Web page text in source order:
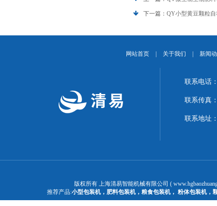
下一篇： QY小型黄豆颗粒
网站首页 关于我们 新闻
联系电话
联系传真
联系地址
版权所有 上海清易智能机械有限公司 (
推荐产品:小型包装机， 肥料包装机， 粮食包装机， 粉体包装机，